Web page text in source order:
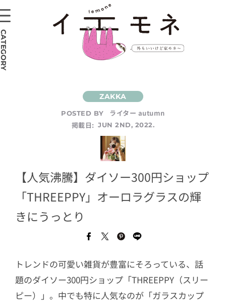
POSTED BY
ライター autumn
掲載日: JUN 2ND, 2022.
【人気沸騰】ダイソー300円ショップ
「THREEPPY」オーロラグラスの輝
きにうっとり
トレンドの可愛い雑貨が豊富にそろっている、話
題のダイソー300円ショップ「THREEPPY（スリー
ピー）」。中でも特に人気なのが「ガラスカップ